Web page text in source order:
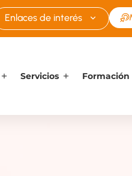
Enlaces de interés
Servicios Formación